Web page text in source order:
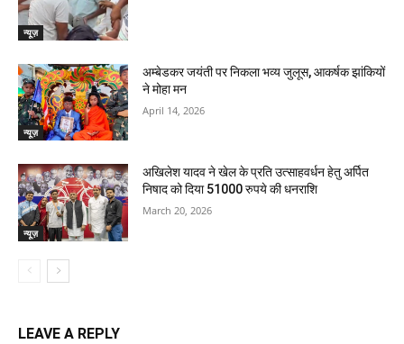
न्यूज़
न्यूज़
अम्बेडकर जयंती पर निकला भव्य जुलूस, आकर्षक झांकियों
ने मोहा मन
April 14, 2026
न्यूज़
अखिलेश यादव ने खेल के प्रति उत्साहवर्धन हेतु अर्पित
निषाद को दिया 51000 रुपये की धनराशि
March 20, 2026
LEAVE A REPLY